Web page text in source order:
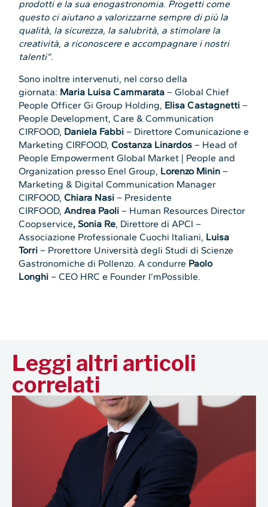
prodotti e la sua enogastronomia. Progetti come
questo ci aiutano a valorizzarne sempre di più la
qualità, la sicurezza, la salubrità, a stimolare la
creatività, a riconoscere e accompagnare i nostri
talenti”.
Sono inoltre intervenuti, nel corso della
giornata: Maria Luisa Cammarata– Global Chief
People Officer Gi Group Holding, Elisa Castagnetti –
People Development, Care & Communication
CIRFOOD, Daniela Fabbi – Direttore Comunicazione e
Marketing CIRFOOD,Costanza Linardos – Head of
People Empowerment Global Market | People and
Organization presso Enel Group, Lorenzo Minin –
Marketing & Digital Communication Manager
CIRFOOD,Chiara Nasi – Presidente
CIRFOOD,Andrea Paoli – Human Resources Director
Coopservice, Sonia Re, Direttore di APCI –
Associazione Professionale Cuochi Italiani, Luisa
Torri – Prorettore Università degli Studi di Scienze
Gastronomiche di Pollenzo. A condurre Paolo
Longhi – CEO HRC e Founder I’mPossible.
Leggi altri articoli
correlati